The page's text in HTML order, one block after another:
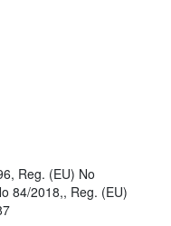
Reg. (EU) No
84/2018,, Reg. (EU)